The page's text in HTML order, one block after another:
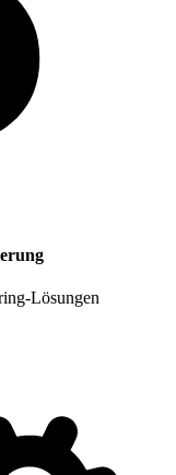
Lösungen